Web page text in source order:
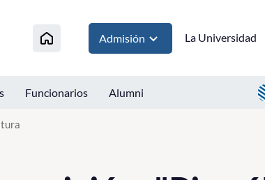
Admisión La Universidad
Funcionarios Alumni